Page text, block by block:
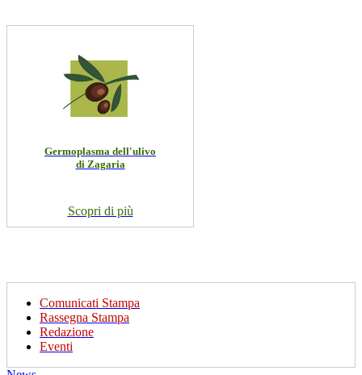
Germoplasma dell'ulivo
di Zagaria
Scopri di più
Comunicati Stampa
Rassegna Stampa
Redazione
Eventi